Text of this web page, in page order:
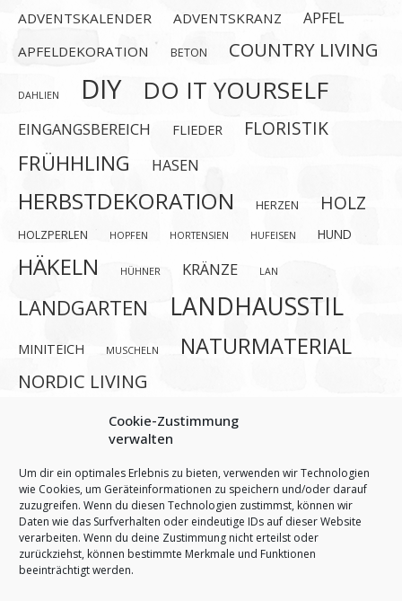
Cookie-Zustimmung
verwalten
Um dir ein optimales Erlebnis zu bieten, verwenden wir Technologien
wie Cookies, um Geräteinformationen zu speichern und/oder darauf
zuzugreifen. Wenn du diesen Technologien zustimmst, können wir
Daten wie das Surfverhalten oder eindeutige IDs auf dieser Website
verarbeiten. Wenn du deine Zustimmung nicht erteilst oder
zurückziehst, können bestimmte Merkmale und Funktionen
beeinträchtigt werden.
ADVENTSKALENDER ADVENTSKRANZ APFEL
APFELDEKORATION BETON COUNTRY LIVING
DAHLIEN DIY DO IT YOURSELF
EINGANGSBEREICH FLIEDER FLORISTIK
FRÜHHLING HASEN
HERBSTDEKORATION HERZEN HOLZ
HOLZPERLEN HOPFEN HORTENSIEN HUFEISEN HUND
HÄKELN HÜHNER KRÄNZE LAN
LANDGARTEN LANDHAUSSTIL
MINITEICH MUSCHELN NATURMATERIAL
NORDIC LIVING
ROMANTISCHER LANDHAUSSTIL
SELBSTGEMACHT SOMMER
SOMMERBLUMEN SOMMERDEKO SONNENBLUMEN STERNE
URLAUBSERINNERUNG WEIHNACHTSBAUM